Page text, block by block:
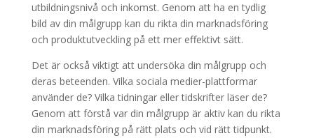
utbildningsnivå och inkomst. Genom att ha en tydlig
bild av din målgrupp kan du rikta din marknadsföring
och produktutveckling på ett mer effektivt sätt.
Det är också viktigt att undersöka din målgrupp och
deras beteenden. Vilka sociala medier-plattformar
använder de? Vilka tidningar eller tidskrifter läser de?
Genom att förstå var din målgrupp är aktiv kan du rikta
din marknadsföring på rätt plats och vid rätt tidpunkt.